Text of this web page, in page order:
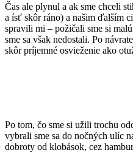
Čas ale plynul a ak sme chceli
a ísť skôr ráno) a našim ďalším
spravili mi – požičali sme si
sme sa však nedostali. Po
skôr príjemné osvieženie ako
Po tom, čo sme si užili trochu
vybrali sme sa do nočných ulíc
dobroty od klobások, cez